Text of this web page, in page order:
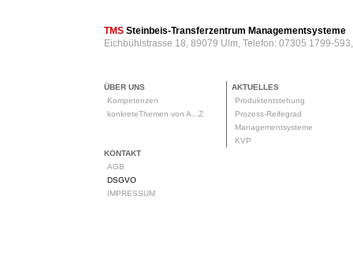
TMS Steinbeis-Transferzentrum Managementsysteme
Eichbühlstrasse 18, 89079 Ulm, Telefon: 07305 1799-
ÜBER UNS
Kompetenzen
konkreteThemen von A...Z
AKTUELLES
Produktentstehung
Prozess-Reifegrad
Managementsysteme
KVP
KONTAKT
AGB
DSGVO
IMPRESSUM